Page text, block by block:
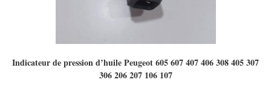
Indicateur de pression d’huile Peugeot 605 607 407 406 308 405 307
306 206 207 106 107